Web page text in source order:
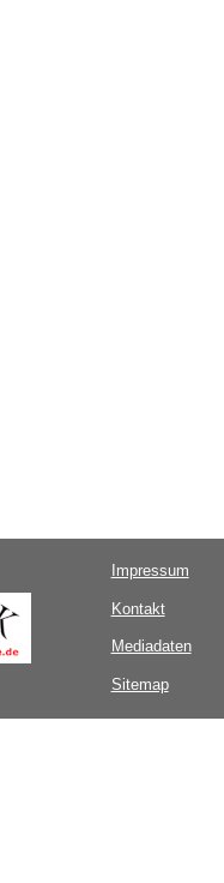
Impressum
Kontakt
Mediadaten
Sitemap